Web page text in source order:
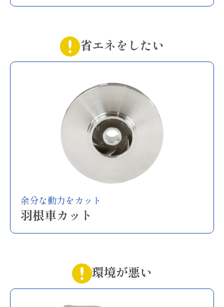
省エネをしたい
余分な動力をカット
羽根車カット
環境が悪い